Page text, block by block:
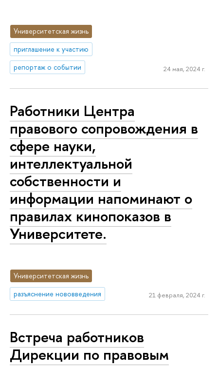
Университетская жизнь
приглашение к участию
репортаж о событии
24 мая, 2024 г.
Работники Центра
правового сопровождения в
сфере науки,
интеллектуальной
собственности и
информации напоминают о
правилах кинопоказов в
Университете.
Университетская жизнь
разъяснение нововведения
21 февраля, 2024 г.
Встреча работников
Дирекции по правовым